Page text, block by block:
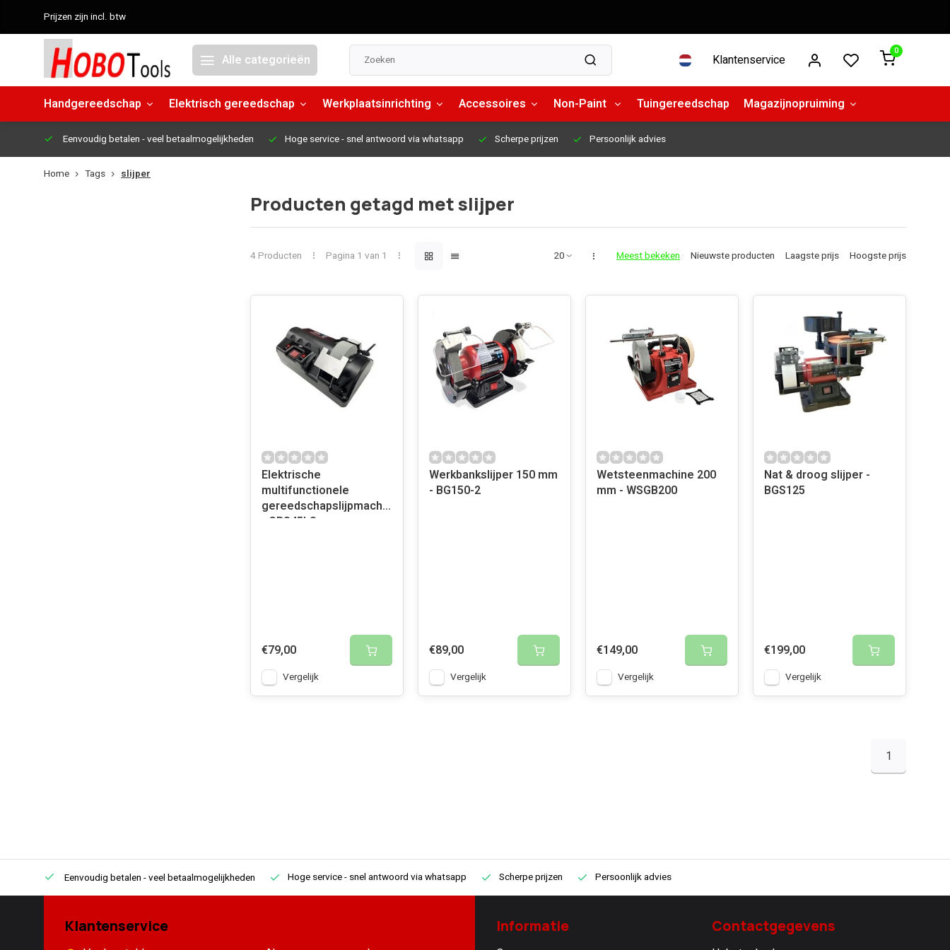
Prijzen zijn incl. btw
Alle categorieën Klantenservice
0
Handgereedschap Elektrisch gereedschap Werkplaatsinrichting Accessoires Non-Paint Tuingereedschap Magazijnopruiming
Eenvoudig betalen - veel betaalmogelijkheden Hoge service- snel antwoord via whatsapp Scherpe prijzen Persoonlijk advies
Home Tags slijper
Producten getagd met slijper
4 Producten Pagina 1 van 1 Meest bekeken Nieuwste producten Laagste prijs Hoogste prijs
Elektrische
multifunctionele
gereedschapslijpmachine
- CBS45LS
€79,00
Vergelijk
Werkbankslijper 150 mm
- BG150-2
€89,00
Vergelijk
Wetsteenmachine 200
mm - WSGB200
€149,00
Vergelijk
Nat & droog slijper -
BGS125
€199,00
Vergelijk
1
Eenvoudig betalen - veel betaalmogelijkheden Hoge service- snel antwoord via whatsapp Scherpe prijzen Persoonlijk advies
Klantenservice Informatie Contactgegevens